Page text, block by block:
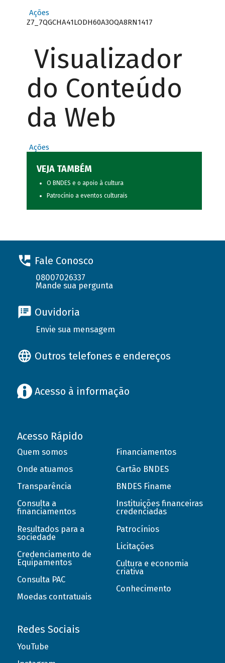
Ações
Z7_7QGCHA41LODH60A3OQA8RN1417
Visualizador
do Conteúdo
da Web
Ações
VEJA TAMBÉM
O BNDES e o apoio à cultura
Patrocínio a eventos culturais
Fale Conosco
08007026337
Mande sua pergunta
Ouvidoria
Envie sua mensagem
Outros telefones e endereços
Acesso à informação
Acesso Rápido
Quem somos
Onde atuamos
Transparência
Consulta a
financiamentos
Resultados para a
sociedade
Credenciamento de
Equipamentos
Consulta PAC
Moedas contratuais
Financiamentos
Cartão BNDES
BNDES Finame
Instituições financeiras
credenciadas
Patrocínios
Licitações
Cultura e economia
criativa
Conhecimento
Redes Sociais
YouTube